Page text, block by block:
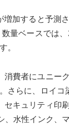
増加すると予測
数量ベースでは
。
消費者にユニー
さらに、ロイコ
セキュリティ印
、水性インク、